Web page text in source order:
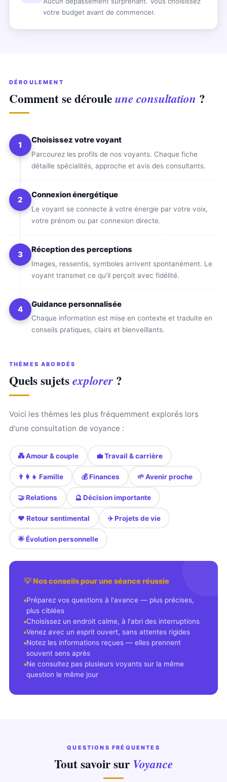
votre budget avant de commencer.
DÉROULEMENT
Comment se dérouleune consultation ?
1
Choisissez votre voyant
Parcourez les profils de nos voyants. Chaque fiche
détaille spécialités, approche et avis des consultants.
2
Connexion énergétique
Le voyant se connecte à votre énergie par votre voix,
votre prénom ou par connexion directe.
3
Réception des perceptions
Images, ressentis, symboles arrivent spontanément. Le
voyant transmet ce qu'il perçoit avec fidélité.
4
Guidance personnalisée
Chaque information est mise en contexte et traduite en
conseils pratiques, clairs et bienveillants.
THÈMES ABORDÉS
Quels sujetsexplorer?
Voici les thèmes les plus fréquemment explorés lors
d'une consultation de voyance :
💑 Amour & couple 💼 Travail & carrière
👨‍👩‍👧 Famille 💰 Finances 🌱 Avenir proche
🤝 Relations 🔮 Décision importante
❤️ Retour sentimental ✈️ Projets de vie
🌟 Évolution personnelle
💡 Nos conseils pour une séance réussie
Préparez vos questions à l'avance — plus précises,
plus ciblées
Choisissez un endroit calme, à l'abri des interruptions
Venez avec un esprit ouvert, sans attentes rigides
Notez les informations reçues — elles prennent
souvent sens après
Ne consultez pas plusieurs voyants sur la même
question le même jour
QUESTIONS FRÉQUENTES
Tout savoir sur Voyance